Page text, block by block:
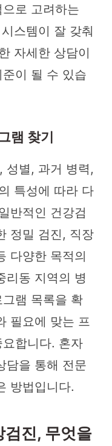
로 고려하는
스템이 잘 갖춰
자세한 상담이
이 될 수 있습
램 찾기
성별, 과거 병력,
특성에 따라 다
반적인 건강검
정밀 검진, 직장
다양한 목적의
리동 지역의 병
램 목록을 확
필요에 맞는 프
합니다. 혼자
담을 통해 전문
방법입니다.
검진, 무엇을